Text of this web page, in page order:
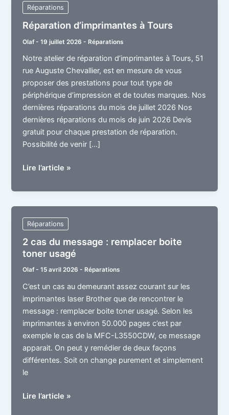
Réparations
Réparation d’imprimantes à Tours
Olaf-19 juillet 2026- Réparations
Notre atelier de réparation d’imprimantes à Tours, 51
rue Auguste Chevallier, est en mesure de vous
proposer des prestations pour tout type de
périphérique d’impression et de toutes marques. Nos
dernières réparations du mois de juillet 2026 Nos
dernières réparations du mois de juin 2026 Devis
gratuit pour chaque prestation de réparation.
Possibilité de venir […]
Réparation
à
Tours
Lire l’article »
Réparations
2 cas du message : remplacer boite
toner usagé
Olaf-15 avril 2026- Réparations
C’est un cas au demeurant assez courant sur les
imprimantes laser Brother que de rencontrer le
message : remplacer boite toner usagé. Selon les
imprimantes à environ 50.000 pages c’est par
exemple le cas de la MFC-L3550CDW, ce message
apparait. On peut y remédier de deux façons
différentes. Soit on change purement et simplement
le
2
Lire l’article »